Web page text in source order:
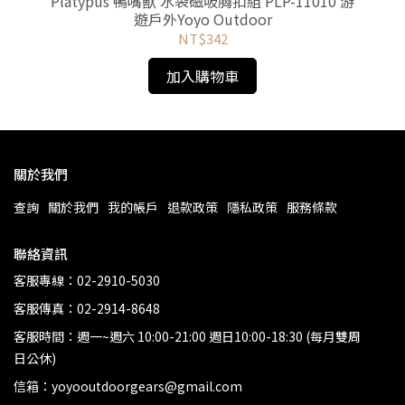
遊戶外Yoyo Outdoor
NT$342
加入購物車
關於我們
查詢 關於我們 我的帳戶 退款政策 隱私政策 服務條款
聯絡資訊
客服專線：02-2910-5030
客服傳真：02-2914-8648
客服時間：週一~週六 10:00-21:00 週日10:00-18:30 (每月雙周
日公休)
信箱：yoyooutdoorgears@gmail.com